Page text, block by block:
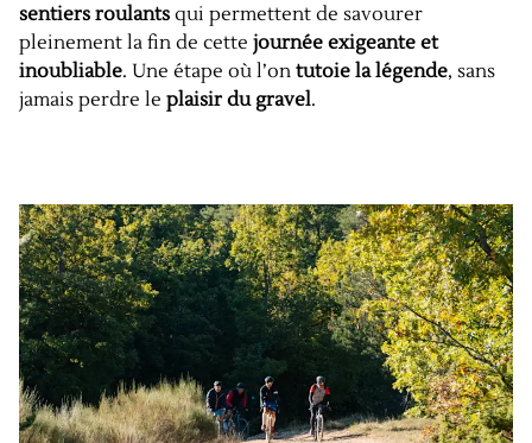
sentiers roulants qui permettent de savourer
pleinement la fin de cette journée exigeante et
inoubliable. Une étape où l’on tutoie la légende, sans
jamais perdre le plaisir du gravel.